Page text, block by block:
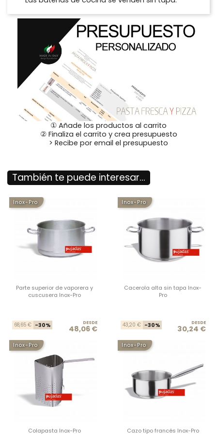
① Añade los productos al carrito
② Finaliza el carrito y crea presupuesto
> Recibe por email el presupuesto
También te puede interesar...
Inox-Pro
Parte superior de vaporera y
cuscusera Inox-Pro
Precio base
68,65 € -30% Precio
DESDE
48,06 €
Inox-Pro
Cacerola alta sin tapa Inox-
Pro
43,20 € -30% DESDE
30,24 €
Inox-Pro
Colapasta Inox-Pro
Inox-Pro
Cazo tipo francés Inox-Pro